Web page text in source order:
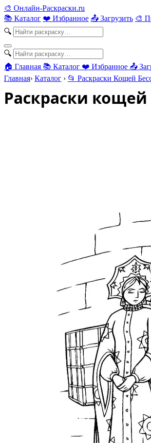
🎨 Онлайн-Раскраски.ru
📚 Каталог ❤️ Избранное 📤 Загрузить 🎨
🔍
🔍
🏠 Главная 📚 Каталог ❤️ Избранное 📤
Главная› Каталог › 📂 Раскраски Кощей
Раскраски